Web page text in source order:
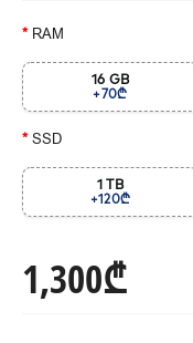
RAM
16 GB
+70₾
SSD
1 TB
+120₾
1,300₾